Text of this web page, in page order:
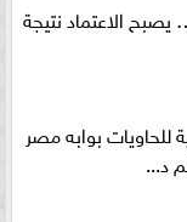
الاعتماد نتيجة
للحاويات بوابه مصر
د...